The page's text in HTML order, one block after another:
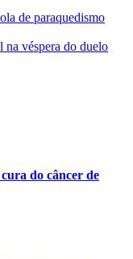
de paraquedismo
na véspera do duelo
do câncer de